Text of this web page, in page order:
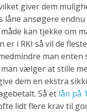
giver dem
låne ansøgere
kan tjekke om
er i RKI så vil de
man enten
vælger at stille
dem en ekstra
Så et lån på
lidt flere krav til